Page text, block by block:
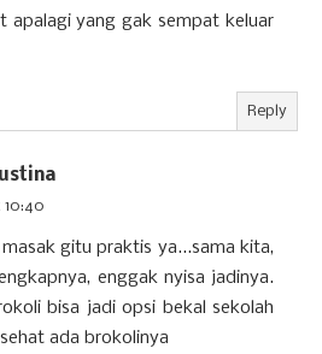
apalagi yang gak sempat keluar
Reply
10:40
gitu praktis ya...sama kita,
enggak nyisa jadinya.
bisa jadi opsi bekal sekolah
ada brokolinya